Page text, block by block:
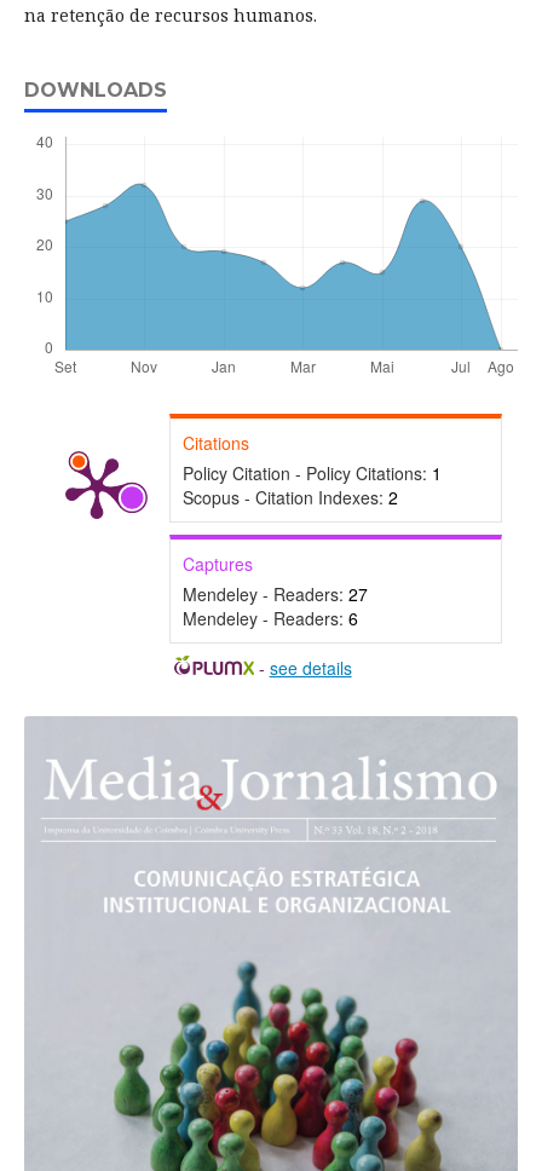
na retenção de recursos humanos.
DOWNLOADS
Citations
Policy Citation - Policy Citations: 1
Scopus - Citation Indexes: 2
Captures
Mendeley - Readers: 27
Mendeley - Readers: 6
- see details